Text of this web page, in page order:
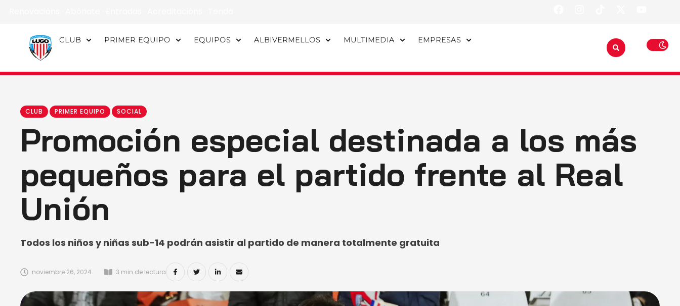
CLUB PRIMER EQUIPO EQUIPOS ALBIVERMELLOS MULTIMEDIA EMPRESAS
CLUB PRIMER EQUIPO SOCIAL
Promoción especial destinada a los más
pequeños para el partido frente al Real
Unión
Todos los niños y niñas sub-14 podrán asistir al partido de manera totalmente gratuita
noviembre 26, 2024 3 min de lectura